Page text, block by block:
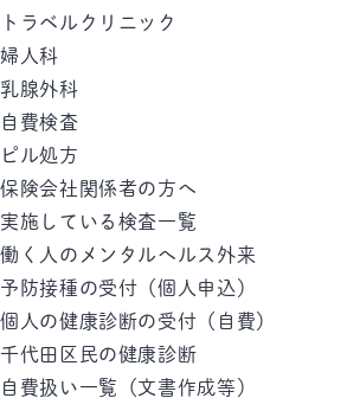
トラベルクリニック
婦人科
乳腺外科
自費検査
ピル処方
保険会社関係者の方へ
実施している検査一覧
働く人のメンタルへルス外来
予防接種の受付（個人申込）
個人の健康診断の受付（自費）
千代田区民の健康診断
自費扱い一覧（文書作成等）